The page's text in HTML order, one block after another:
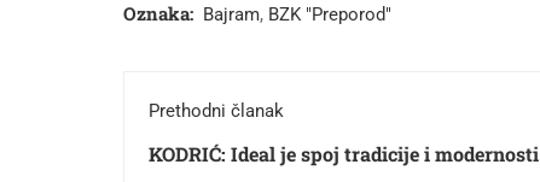
Oznaka: Bajram, BZK "Preporod"
Prethodni članak
KODRIĆ: Ideal je spoj tradicije i modernosti